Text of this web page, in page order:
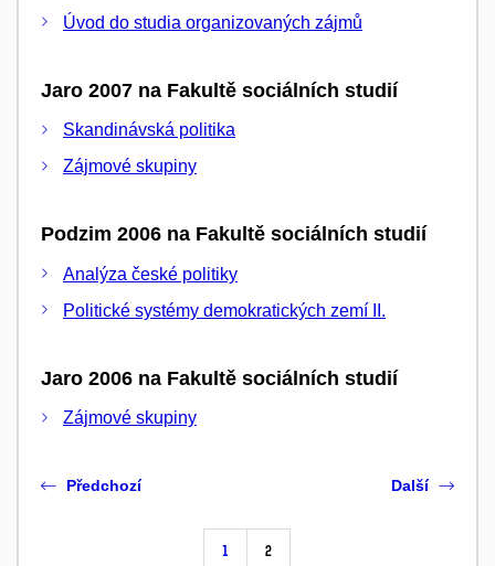
Úvod do studia organizovaných zájmů
Jaro 2007 na Fakultě sociálních studií
Skandinávská politika
Zájmové skupiny
Podzim 2006 na Fakultě sociálních studií
Analýza české politiky
Politické systémy demokratických zemí II.
Jaro 2006 na Fakultě sociálních studií
Zájmové skupiny
Předchozí
1 2
Další